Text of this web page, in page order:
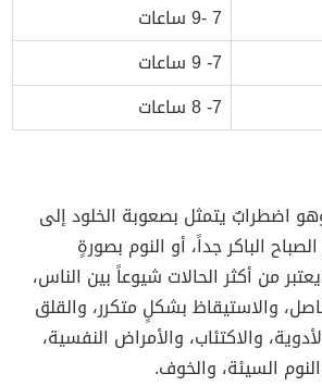
7 -9 ساعات
7- 9 ساعات
7- 8 ساعات
اضطرابٌ يتمثل بصعوبة الخلود إلى
الباكر جداً، أو النوم بصورةٍ
من أكثر الحالات شيوعاً بين الناس،
والاستيقاظ بشكلٍ متكرر، والقلق
والاكتئاب، والأمراض النفسية،
السيئة، والخوف.